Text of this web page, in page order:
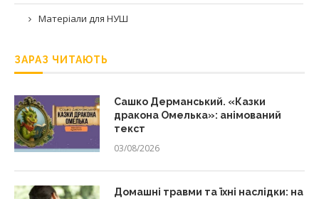
Матеріали для НУШ
ЗАРАЗ ЧИТАЮТЬ
Сашко Дерманський. «Казки
дракона Омелька»: анімований
текст
03/08/2026
Домашні травми та їхні наслідки: на